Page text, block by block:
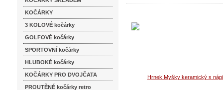
KOČÁRKY
3 KOLOVÉ kočárky
GOLFOVÉ kočárky
SPORTOVNÍ kočárky
HLUBOKÉ kočárky
KOČÁRKY PRO DVOJČATA
PROUTĚNÉ kočárky retro